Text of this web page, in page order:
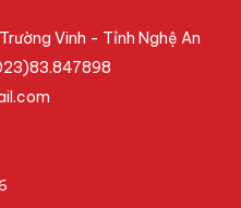
Vinh - Tỉnh Nghệ An